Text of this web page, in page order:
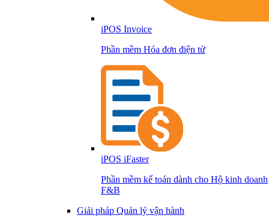
iPOS Invoice
Phần mềm Hóa đơn điện tử
iPOS iFaster
Phần mềm kế toán dành cho Hộ kinh doanh
F&B
Giải pháp Quản lý vận hành